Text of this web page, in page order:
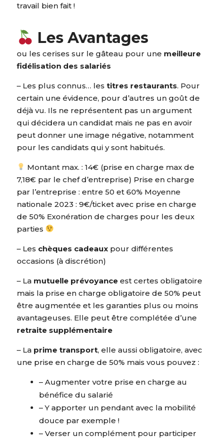
travail bien fait !
Les Avantages
ou les cerises sur le gâteau pour une meilleure
fidélisation des salariés
– Les plus connus… les titres restaurants. Pour
certain une évidence, pour d’autres un goût de
déjà vu. Ils ne représentent pas un argument
qui décidera un candidat mais ne pas en avoir
peut donner une image négative, notamment
pour les candidats qui y sont habitués.
Montant max. : 14€ (prise en charge max de
7,18€ par le chef d’entreprise) Prise en charge
par l’entreprise : entre 50 et 60% Moyenne
nationale 2023 : 9€/ticket avec prise en charge
de 50% Exonération de charges pour les deux
parties
– Les chèques cadeauxpour différentes
occasions (à discrétion)
– La mutuelle prévoyanceest certes obligatoire
mais la prise en charge obligatoire de 50% peut
être augmentée et les garanties plus ou moins
avantageuses. Elle peut être complétée d’une
retraite supplémentaire
– La prime transport, elle aussi obligatoire, avec
une prise en charge de 50% mais vous pouvez :
– Augmenter votre prise en charge au
bénéfice du salarié
– Y apporter un pendant avec la mobilité
douce par exemple !
– Verser un complément pour participer